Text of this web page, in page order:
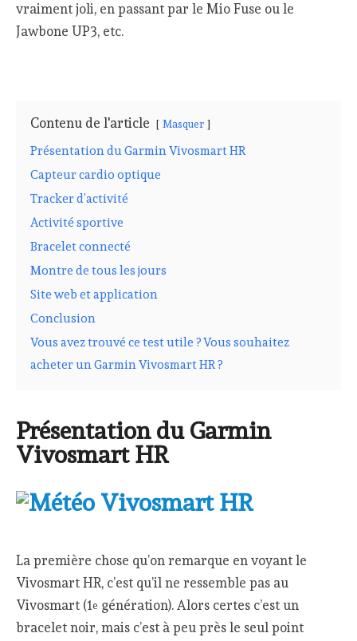
vraiment joli, en passant par le Mio Fuse ou le
Jawbone UP3, etc.
Contenu de l'article Masquer
Présentation du Garmin Vivosmart HR
Capteur cardio optique
Tracker d’activité
Activité sportive
Bracelet connecté
Montre de tous les jours
Site web et application
Conclusion
Vous avez trouvé ce test utile ? Vous souhaitez
acheter un Garmin Vivosmart HR ?
Présentation du Garmin
Vivosmart HR
La première chose qu’on remarque en voyant le
Vivosmart HR, c’est qu’il ne ressemble pas au
Vivosmart (1e génération). Alors certes c’est un
bracelet noir, mais c’est à peu près le seul point